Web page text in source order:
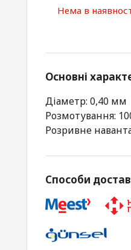
Нема в
Основні
Діаметр: 0,40 мм
Розмотування:
Розривне
Способи